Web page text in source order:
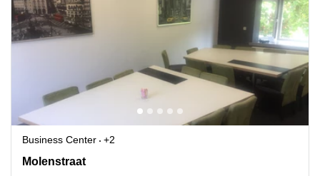
Business Center
+2
Molenstraat 20, Hengelo
Molenstraat